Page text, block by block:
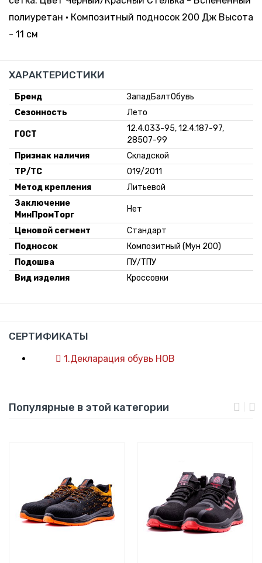
105.62
руб. *
Склад:
Минск-
полиуретан • Композитный подносок 200 Дж Высота
- 11 см
ХАРАКТЕРИСТИКИ
Бренд
ЗападБалтОбувь
Сезонность
Лето
ГОСТ
12.4.033-95, 12.4.187-97,
28507-99
Признак наличия
Складской
ТР/ТС
019/2011
Метод крепления
Литьевой
Заключение
МинПромТорг
Нет
Ценовой сегмент
Стандарт
Подносок
Композитный (Мун 200)
Подошва
ПУ/ТПУ
Вид изделия
Кроссовки
СЕРТИФИКАТЫ
1.Декларация обувь НОВ
Популярные в этой категории